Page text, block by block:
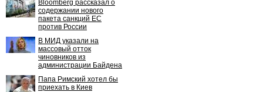
Bloomberg рассказал о
содержании нового
пакета санкций ЕС
против России
В МИД указали на
массовый отток
чиновников из
администрации Байдена
Папа Римский хотел бы
приехать в Киев